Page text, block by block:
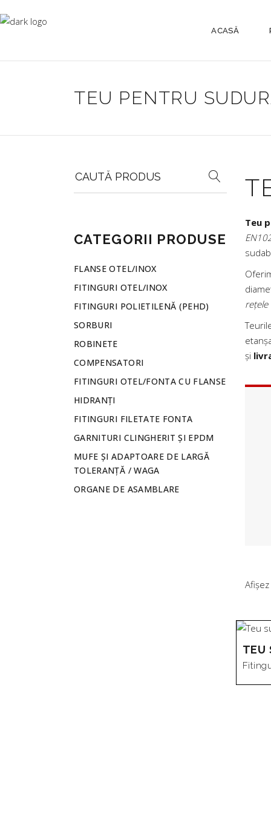
ACASĂ
TEU PENTRU
Teu
rețele
și
TEU
for:
CATEGORII PRODUSE
FLANSE OTEL/INOX
FITINGURI OTEL/INOX
FITINGURI POLIETILENĂ (PEHD)
SORBURI
ROBINETE
COMPENSATORI
FITINGURI OTEL/FONTA CU FLANSE
HIDRANȚI
FITINGURI FILETATE FONTA
GARNITURI CLINGHERIT ȘI EPDM
MUFE ȘI ADAPTOARE DE LARGĂ
TOLERANȚĂ / WAGA
ORGANE DE ASAMBLARE